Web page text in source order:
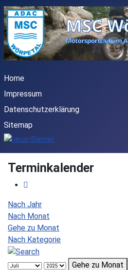
Home
Impressum
Datenschutzerklärung
Sitemap
Terminkalender
Nach Jahr
Nach Monat
Gehe zu Monat
Nach Kategorie
Gehe zu Monat